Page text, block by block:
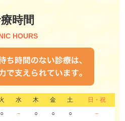
時間
HOURS
水 木 金 土
日・祝
○ － ○ ○ ○ －